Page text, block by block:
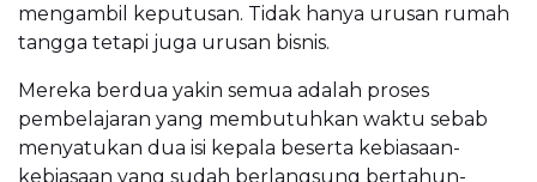
mengambil keputusan. Tidak hanya urusan rumah
tangga tetapi juga urusan bisnis.
Mereka berdua yakin semua adalah proses
pembelajaran yang membutuhkan waktu sebab
menyatukan dua isi kepala beserta kebiasaan-
kebiasaan yang sudah berlangsung bertahun-